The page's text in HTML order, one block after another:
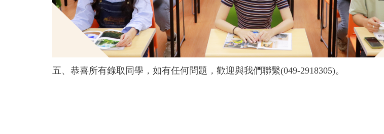
五、恭喜所有錄取同學，如有任何問題，歡迎與我們聯繫(049-2918305)。